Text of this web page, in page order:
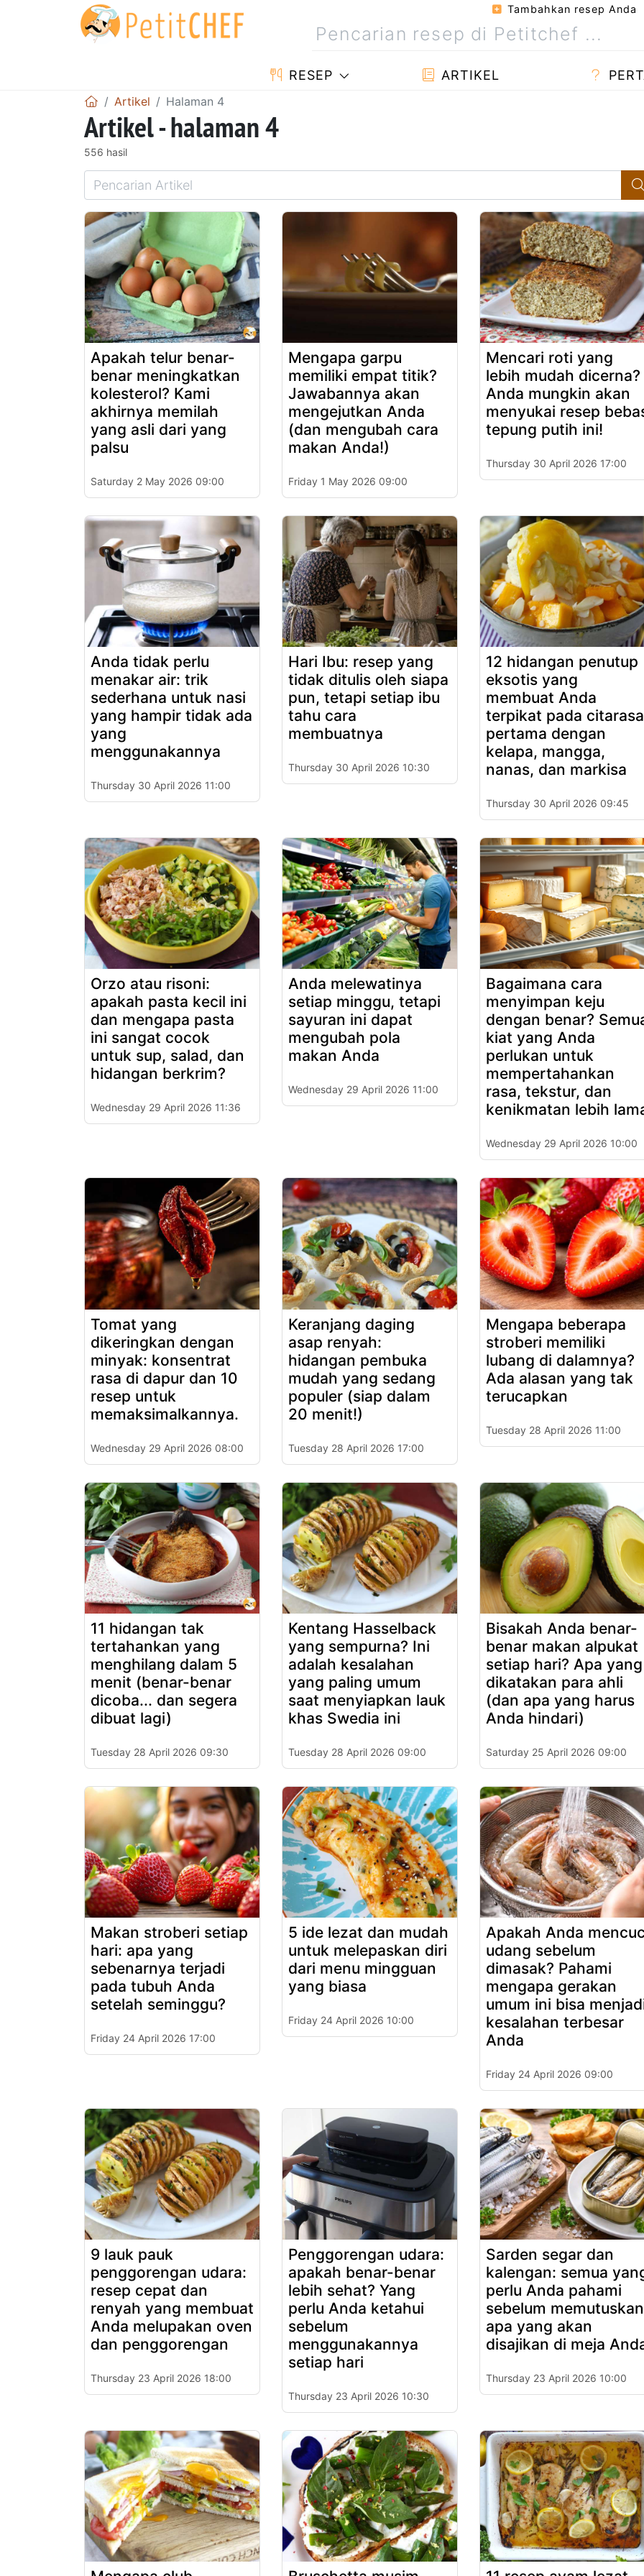
Tambahkan resep Anda
RESEP ARTIKEL
Artikel Halaman 4
Artikel - halaman 4
556 hasil
Apakah telur benar-
benar meningkatkan
kolesterol? Kami
akhirnya memilah
yang asli dari yang
palsu
Saturday 2 May 2026 09:00
Mengapa garpu
memiliki empat titik?
Jawabannya akan
mengejutkan Anda
(dan mengubah cara
makan Anda!)
Friday 1 May 2026 09:00
Mencari roti yang
lebih mudah dicerna?
Anda mungkin akan
menyukai resep
tepung putih ini!
Thursday 30 April 2026 17:00
Anda tidak perlu
menakar air: trik
sederhana untuk nasi
yang hampir tidak ada
yang
menggunakannya
Thursday 30 April 2026 11:00
Hari Ibu: resep yang
tidak ditulis oleh siapa
pun, tetapi setiap ibu
tahu cara
membuatnya
Thursday 30 April 2026 10:30
12 hidangan penutup
eksotis yang
membuat Anda
terpikat pada citarasa
pertama dengan
kelapa, mangga,
nanas, dan markisa
Thursday 30 April 2026 09:45
Orzo atau risoni:
apakah pasta kecil ini
dan mengapa pasta
ini sangat cocok
untuk sup, salad, dan
hidangan berkrim?
Wednesday 29 April 2026 11:36
Anda melewatinya
setiap minggu, tetapi
sayuran ini dapat
mengubah pola
makan Anda
Wednesday 29 April 2026 11:00
Bagaimana cara
menyimpan keju
dengan benar?
kiat yang Anda
perlukan untuk
mempertahankan
rasa, tekstur, dan
kenikmatan lebih
Wednesday 29 April 2026 10:00
Tomat yang
dikeringkan dengan
minyak: konsentrat
rasa di dapur dan 10
resep untuk
memaksimalkannya.
Wednesday 29 April 2026 08:00
Keranjang daging
asap renyah:
hidangan pembuka
mudah yang sedang
populer (siap dalam
20 menit!)
Tuesday 28 April 2026 17:00
Mengapa beberapa
stroberi memiliki
lubang di dalamnya?
Ada alasan yang tak
terucapkan
Tuesday 28 April 2026 11:00
11 hidangan tak
tertahankan yang
menghilang dalam 5
menit (benar-benar
dicoba... dan segera
dibuat lagi)
Tuesday 28 April 2026 09:30
Kentang Hasselback
yang sempurna? Ini
adalah kesalahan
yang paling umum
saat menyiapkan lauk
khas Swedia ini
Tuesday 28 April 2026 09:00
Bisakah Anda benar-
benar makan alpukat
setiap hari? Apa yang
dikatakan para ahli
(dan apa yang harus
Anda hindari)
Saturday 25 April 2026 09:00
Makan stroberi setiap
hari: apa yang
sebenarnya terjadi
pada tubuh Anda
setelah seminggu?
Friday 24 April 2026 17:00
5 ide lezat dan mudah
untuk melepaskan diri
dari menu mingguan
yang biasa
Friday 24 April 2026 10:00
Apakah Anda
udang sebelum
dimasak? Pahami
mengapa gerakan
umum ini bisa
kesalahan terbesar
Anda
Friday 24 April 2026 09:00
9 lauk pauk
penggorengan udara:
resep cepat dan
renyah yang membuat
Anda melupakan oven
dan penggorengan
Thursday 23 April 2026 18:00
Penggorengan udara:
apakah benar-benar
lebih sehat? Yang
perlu Anda ketahui
sebelum
menggunakannya
setiap hari
Thursday 23 April 2026 10:30
Sarden segar dan
kalengan: semua
perlu Anda pahami
sebelum memutuskan
apa yang akan
disajikan di meja
Thursday 23 April 2026 10:00